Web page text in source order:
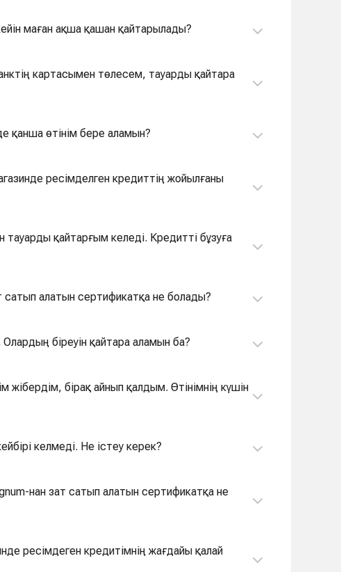
маған ақша қашан қайтарылады?
картасымен төлесем, тауарды қайтара
қанша өтінім бере аламын?
ресімделген кредиттің жойылғаны
қайтарғым келеді. Кредитті бұзуға
алатын сертификатқа не болады?
біреуін қайтара аламын ба?
жібердім, бірақ айнып қалдым. Өтінімнің күшін
келмеді. Не істеу керек?
нан зат сатып алатын сертификатқа не
ресімдеген кредитімнің жағдайы қалай